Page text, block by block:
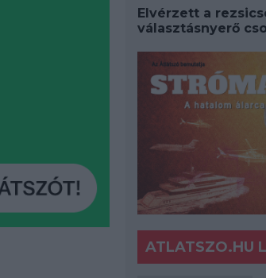
Elvérzett a
választásnyerő
ATLATSZO.HU